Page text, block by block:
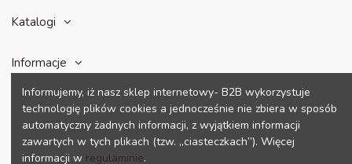
Katalogi
Informacje
Konto
Dane kontaktowe
Informujemy, iż nasz sklep internetowy- B2B wykorzystuje
technologię plików cookies a jednocześnie nie zbiera w sposób
automatyczny żadnych informacji, z wyjątkiem informacji
zawartych w tych plikach (tzw. „ciasteczkach”). Więcej
informacji w regulaminie.